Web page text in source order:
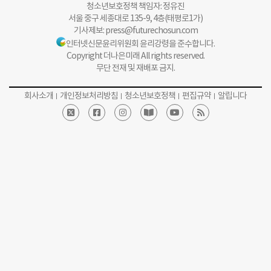
청소년보호정책 책임자: 정유진
서울 중구 세종대로 135-9, 4층(태평로1가)
기사제보:press@futurechosun.com
인터넷신문윤리위원회 윤리강령을 준수합니다.
Copyright 더나은미래 All rights reserved.
무단 전재 및 재배포 금지.
회사소개 개인정보처리방침 청소년보호정책 편집규약 알립니다